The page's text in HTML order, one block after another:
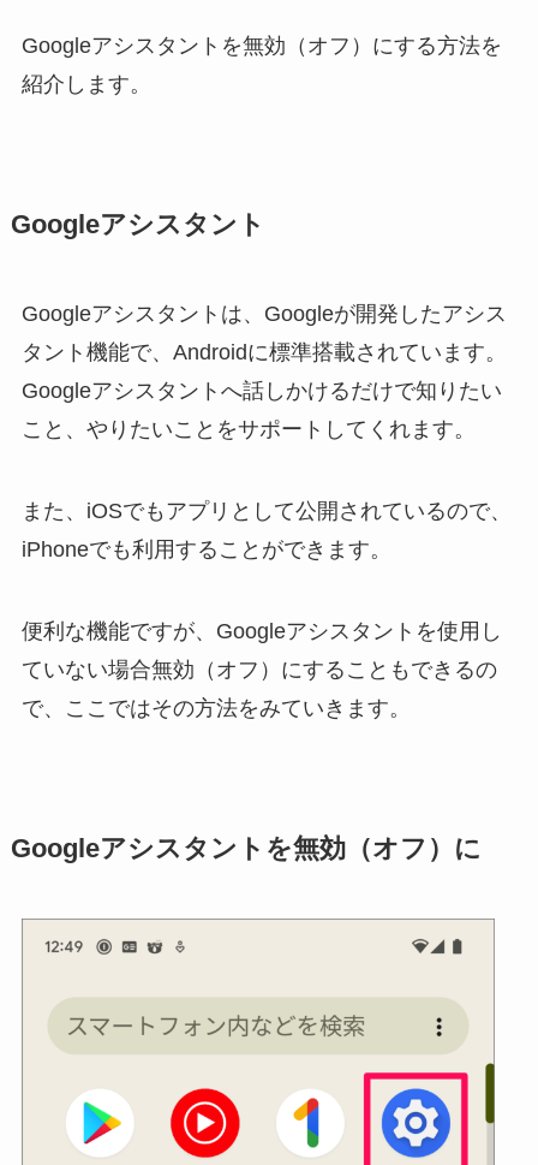
Googleアシスタントを無効（オフ）にする方法を
紹介します。
Googleアシスタント
Googleアシスタントは、Googleが開発したアシス
タント機能で、Androidに標準搭載されています。
Googleアシスタントへ話しかけるだけで知りたい
こと、やりたいことをサポートしてくれます。
また、iOSでもアプリとして公開されているので、
iPhoneでも利用することができます。
便利な機能ですが、Googleアシスタントを使用し
ていない場合無効（オフ）にすることもできるの
で、ここではその方法をみていきます。
Googleアシスタントを無効（オフ）に